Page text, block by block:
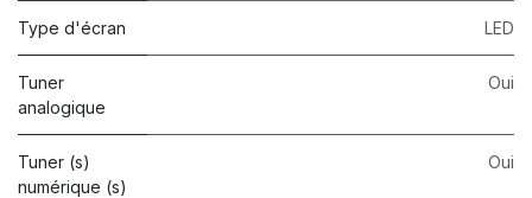
Type d'écran LED
Tuner
analogique
Oui
Tuner (s)
numérique (s)
Oui